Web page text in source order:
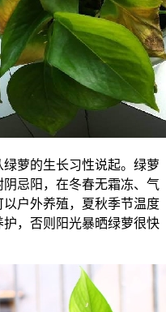
萝的生长习性说起。绿萝
忌阳，在冬春无霜冻、气
户外养殖，夏秋季节温度
，否则阳光暴晒绿萝很快